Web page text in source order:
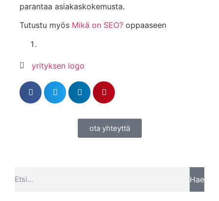
parantaa asiakaskokemusta.
Tutustu myös Mikä on SEO? oppaaseen
yrityksen logo
ota yhteyttä
Hae